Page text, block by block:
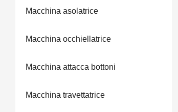
Macchina asolatrice
Macchina occhiellatrice
Macchina attacca bottoni
Macchina travettatrice